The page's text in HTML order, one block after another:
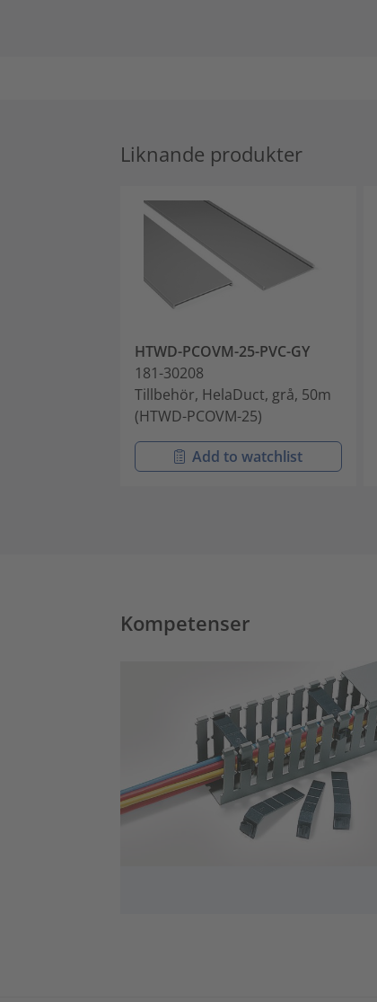
Liknande produkter
HTWD-PCOVM-25-PVC-GY
181-30208
Tillbehör, HelaDuct, grå, 50m
(HTWD-PCOVM-25)
Add to watchlist
Kompetenser